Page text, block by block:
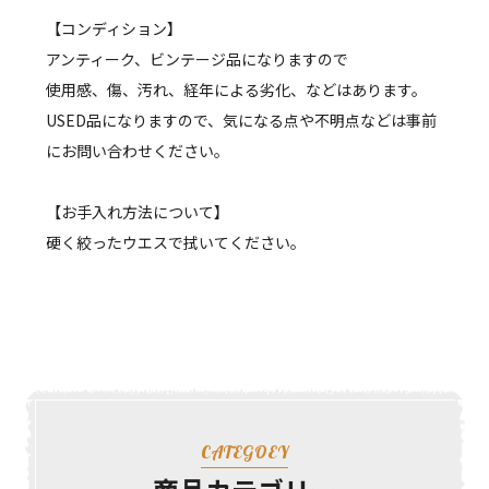
【コンディション】
アンティーク、ビンテージ品になりますので
使用感、傷、汚れ、経年による劣化、などはあります。
USED品になりますので、気になる点や不明点などは事前
にお問い合わせください。
【お手入れ方法について】
硬く絞ったウエスで拭いてください。
CATEGOEY